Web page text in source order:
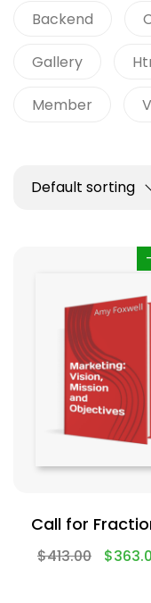
Backend
Gallery
Member
Default sorting
Call for
$413.00 $